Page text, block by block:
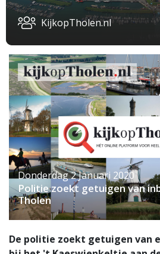
KijkopTholen.nl
Donderdag 2 Januari 2020
Politie zoekt getuigen van
Tholen
De politie zoekt getuigen van